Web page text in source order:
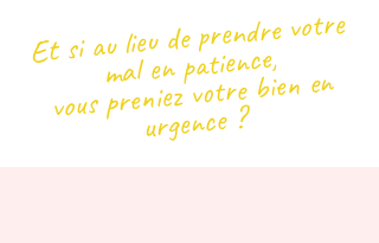
Et si au lieu de prendre votre
mal en patience,
vous preniez votre bien en
urgence ?